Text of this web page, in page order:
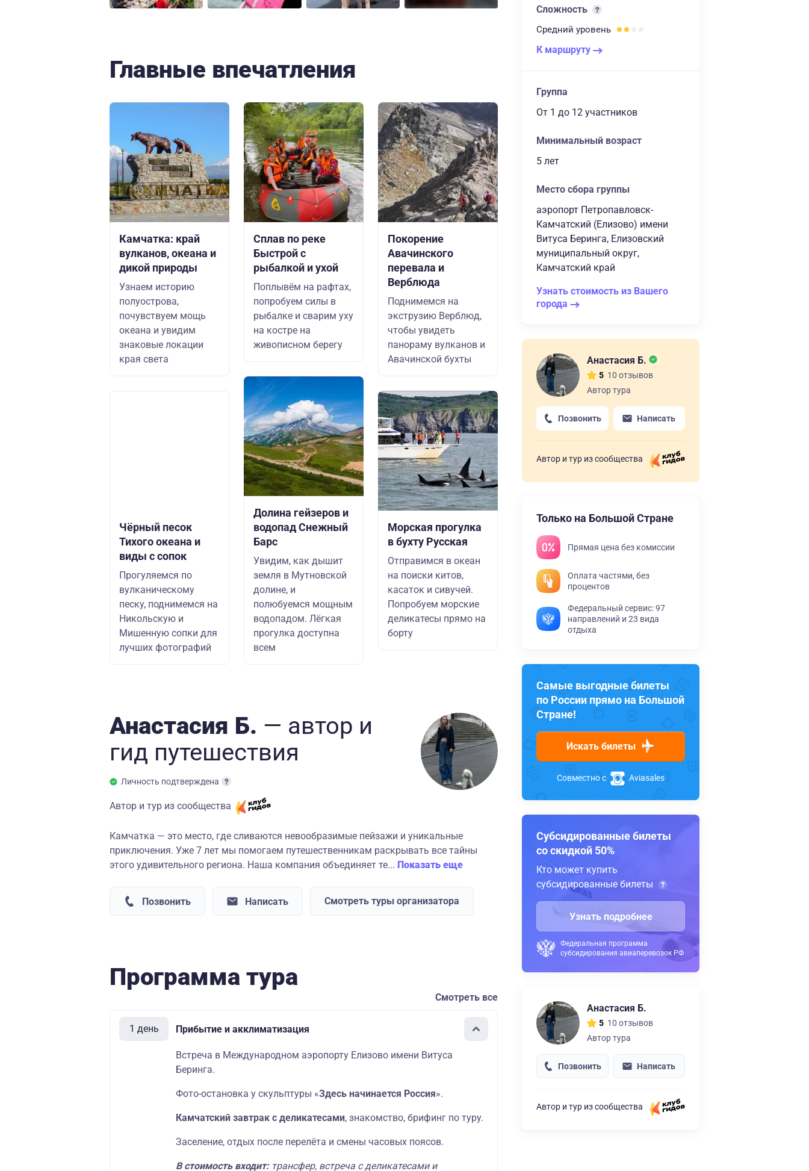
Главные впечатления
Камчатка: край
вулканов, океана и
дикой природы
Узнаем историю
полуострова,
почувствуем мощь
океана и увидим
знаковые локации
края света
Чёрный песок
Тихого океана и
виды с сопок
Прогуляемся по
вулканическому
песку, поднимемся на
Никольскую и
Мишенную сопки для
лучших фотографий
Сплав по реке
Быстрой с
рыбалкой и ухой
Поплывём на рафтах,
попробуем силы в
рыбалке и сварим уху
на костре на
живописном берегу
Долина гейзеров и
водопад Снежный
Барс
Увидим, как дышит
земля в Мутновской
долине, и
полюбуемся мощным
водопадом. Лёгкая
прогулка доступна
всем
Покорение
Авачинского
перевала и
Верблюда
Поднимемся на
экструзию Верблюд,
чтобы увидеть
панораму вулканов и
Авачинской бухты
Морская прогулка
в бухту Русская
Отправимся в океан
на поиски китов,
касаток и сивучей.
Попробуем морские
деликатесы прямо на
борту
Анастасия Б. — автор и
гид путешествия
Личность подтверждена
Автор и тур из сообщества
Камчатка — это место, где сливаются невообразимые пейзажи и уникальные
приключения. Уже 7 лет мы помогаем путешественникам раскрывать все тайны
этого удивительного региона. Наша компания объединяет те... Показать еще
Позвонить Написать Смотреть туры организатора
Программа тура
Смотреть все
1 день Прибытие и акклиматизация
Встреча в Международном аэропорту Елизово имени Витуса
Беринга.
Фото-остановка у скульптуры «Здесь начинается Россия».
Камчатский завтрак с деликатесами, знакомство, брифинг по туру.
Заселение, отдых после перелёта и смены часовых поясов.
В стоимость входит: трансфер, встреча с деликатесами и
Сложность
Средний уровень
К маршруту
Группа
От 1 до 12 участников
Минимальный возраст
5 лет
Место сбора группы
аэропорт Петропавловск-
Камчатский (Елизово) имени
Витуса Беринга, Елизовский
муниципальный округ,
Камчатский край
Узнать стоимость из Вашего
города
Анастасия Б.
5 10 отзывов
Автор тура
Позвонить Написать
Автор и тур из сообщества
Только на Большой Стране
Прямая цена без комиссии
Оплата частями, без
процентов
Федеральный сервис: 97
направлений и 23 вида
отдыха
Самые выгодные билеты
по России прямо на Большой
Стране!
Искать билеты
Совместно с Aviasales
Субсидированные билеты
со скидкой 50%
Кто может купить
субсидированные билеты
Узнать подробнее
Федеральная программа
субсидирования авиаперевозок РФ
Анастасия Б.
5 10 отзывов
Автор тура
Позвонить Написать
Автор и тур из сообщества